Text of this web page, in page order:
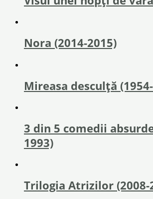
Nora (2014-2015)
Mireasa desculță
3 din 5 comedii
1993)
Trilogia Atrizilor (2008-